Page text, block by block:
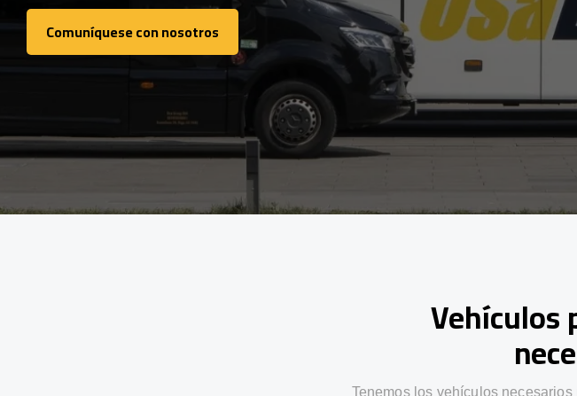
Comuníquese con nosotros
Comuníquese con nosotros
Vehículos
Tenemos los vehículos